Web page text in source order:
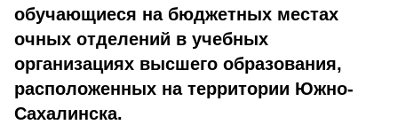
обучающиеся на бюджетных местах
очных отделений в учебных
организациях высшего образования,
расположенных на территории Южно-
Сахалинска.